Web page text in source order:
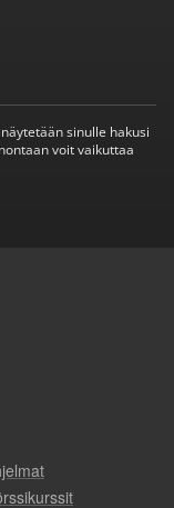
sinulle hakusi
voit vaikuttaa